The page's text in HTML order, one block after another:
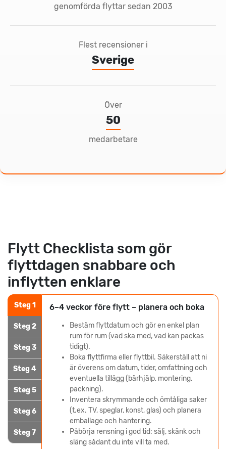
genomförda flyttar sedan 2003
Flest recensioner i
Sverige
Över
50
medarbetare
Flytt Checklista som gör
flyttdagen snabbare och
inflytten enklare
Steg 1
Steg 2
Steg 3
Steg 4
Steg 5
Steg 6
Steg 7
6–4 veckor före flytt – planera och boka
Bestäm flyttdatum och gör en enkel plan
rum för rum (vad ska med, vad kan packas
tidigt).
Boka flyttfirma eller flyttbil. Säkerställ att ni
är överens om datum, tider, omfattning och
eventuella tillägg (bärhjälp, montering,
packning).
Inventera skrymmande och ömtåliga saker
(t.ex. TV, speglar, konst, glas) och planera
emballage och hantering.
Påbörja rensning i god tid: sälj, skänk och
släng sådant du inte vill ta med.